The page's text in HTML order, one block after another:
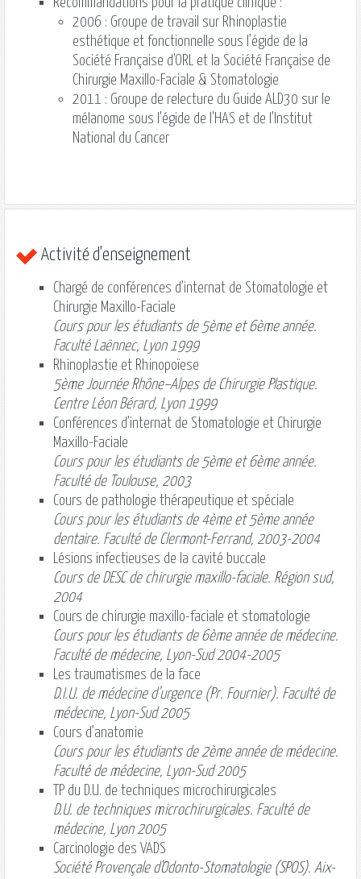
2006 : Groupe de travail sur Rhinoplastie
esthétique et fonctionnelle sous l’égide de la
Société Française d'ORL et la Société Française de
Chirurgie Maxillo-Faciale & Stomatologie
2011 : Groupe de relecture du Guide ALD30 sur le
mélanome sous l'égide de l'HAS et de l'Institut
National du Cancer
Activité d'enseignement
Chargé de conférences d’internat de Stomatologie et
Chirurgie Maxillo-Faciale
Cours pour les étudiants de 5ème et 6ème année.
Faculté Laënnec, Lyon 1999
Rhinoplastie et Rhinopoïese
5ème Journée Rhône–Alpes de Chirurgie Plastique.
Centre Léon Bérard, Lyon 1999
Conférences d’internat de Stomatologie et Chirurgie
Maxillo-Faciale
Cours pour les étudiants de 5ème et 6ème année.
Faculté de Toulouse, 2003
Cours de pathologie thérapeutique et spéciale
Cours pour les étudiants de 4ème et 5ème année
dentaire. Faculté de Clermont-Ferrand, 2003-2004
Lésions infectieuses de la cavité buccale
Cours de DESC de chirurgie maxillo-faciale. Région sud,
2004
Cours de chirurgie maxillo-faciale et stomatologie
Cours pour les étudiants de 6ème année de médecine.
Faculté de médecine, Lyon-Sud 2004-2005
Les traumatismes de la face
D.I.U. de médecine d’urgence (Pr. Fournier). Faculté de
médecine, Lyon-Sud 2005
Cours d’anatomie
Cours pour les étudiants de 2ème année de médecine.
Faculté de médecine, Lyon-Sud 2005
TP du D.U. de techniques microchirurgicales
D.U. de techniques microchirurgicales. Faculté de
médecine, Lyon 2005
Carcinologie des VADS
Société Provençale d'Odonto-Stomatologie (SPOS). Aix-